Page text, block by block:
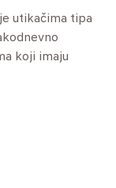
utikačima tipa
koji imaju